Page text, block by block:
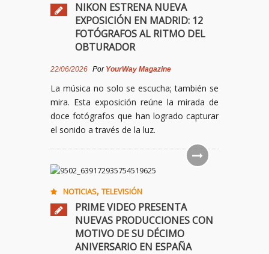
NIKON ESTRENA NUEVA
EXPOSICIÓN EN MADRID: 12
FOTÓGRAFOS AL RITMO DEL
OBTURADOR
22/06/2026 Por YourWay Magazine
La música no solo se escucha; también se
mira. Esta exposición reúne la mirada de
doce fotógrafos que han logrado capturar
el sonido a través de la luz.
NOTICIAS, TELEVISIÓN
PRIME VIDEO PRESENTA
NUEVAS PRODUCCIONES CON
MOTIVO DE SU DÉCIMO
ANIVERSARIO EN ESPAÑA